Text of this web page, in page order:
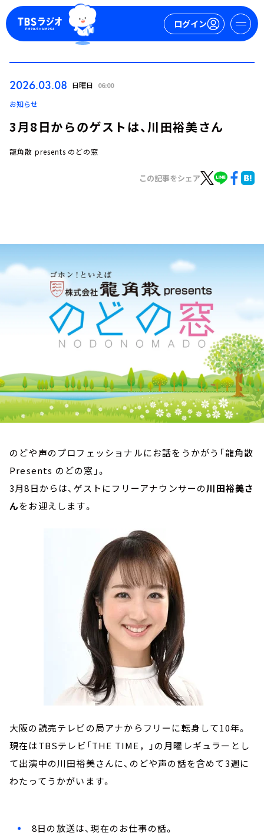
ログイン
トピックス
お知らせ
イベント・グッズ
YouTube
会社情報
2026.03.08 日曜日 06:00
お知らせ
3月8日からのゲストは、川田裕美さん
龍角散 presents のどの窓
この記事をシェア
のどや声のプロフェッショナルにお話をうかがう「龍角散
Presents のどの窓」。
3月8日からは、ゲストにフリーアナウンサーの川田裕美さ
んをお迎えします。
大阪の読売テレビの局アナからフリーに転身して10年。
現在はTBSテレビ「THE TIME，」の月曜レギュラーとし
て出演中の川田裕美さんに、のどや声の話を含めて3週に
わたってうかがいます。
8日の放送は、現在のお仕事の話。